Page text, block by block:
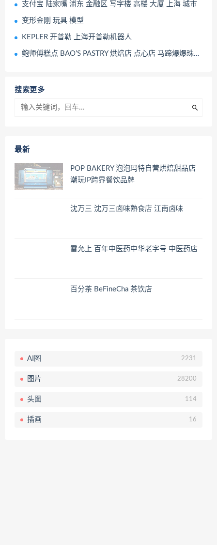
支付宝 陆家嘴 浦东 金融区 写字楼 高楼 大厦 上海 城市
变形金刚 玩具 模型
KEPLER 开普勒 上海开普勒机器人
鲍师傅糕点 BAO’S PASTRY 烘焙店 点心店 马蹄爆爆珠泡芙 原味泡芙 休闲甜品
搜索更多
最新
POP BAKERY 泡泡玛特自营烘焙甜品店
潮玩IP跨界餐饮品牌
沈万三 沈万三卤味熟食店 江南卤味
雷允上 百年中医药中华老字号 中医药店
百分茶 BeFineCha 茶饮店
AI图 2231
图片 28200
头图 114
插画 16